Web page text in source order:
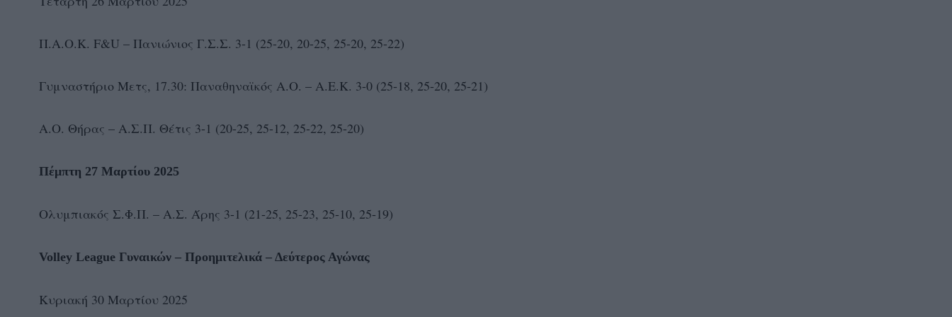
Π.Α.Ο.Κ. F&U – Πανιώνιος Γ.Σ.Σ. 3-1 (25-20, 20-25, 25-20, 25-22)
Γυμναστήριο Μετς, 17.30: Παναθηναϊκός Α.Ο. – Α.Ε.Κ. 3-0 (25-18, 25-20, 25-21)
Α.Ο. Θήρας – Α.Σ.Π. Θέτις 3-1 (20-25, 25-12, 25-22, 25-20)
Πέμπτη 27 Μαρτίου 2025
Ολυμπιακός Σ.Φ.Π. – Α.Σ. Άρης 3-1 (21-25, 25-23, 25-10, 25-19)
Volley League Γυναικών – Προημιτελικά – Δεύτερος Αγώνας
Κυριακή 30 Μαρτίου 2025